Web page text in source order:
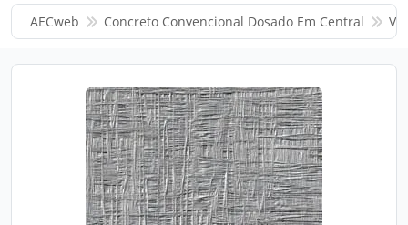
AECweb Concreto Convencional Dosado Em Central